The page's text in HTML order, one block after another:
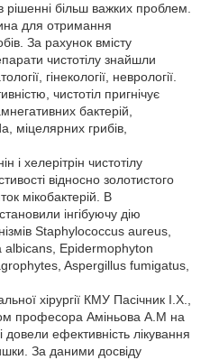
рішенні більш важких проблем.
для отримання
За рахунок вмісту
чистотілу знайшли
гінекології, неврології.
чистотіл пригнічує
бактерій,
міцелярних грибів,
і хелерітрін чистотілу
відносно золотистого
мікобактерій. В
інгібуючу дію
Staphylococcus aureus,
Epidermophyton
Aspergillus fumigatus,
хірургії КМУ Пасічник І.Х.,
професора Аміньова А.М на
довели ефективність лікування
За даними досвіду